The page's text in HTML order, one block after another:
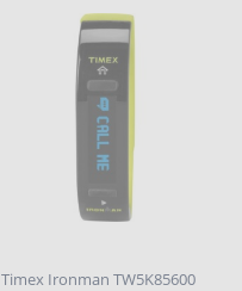
Timex Ironman TW5K85600